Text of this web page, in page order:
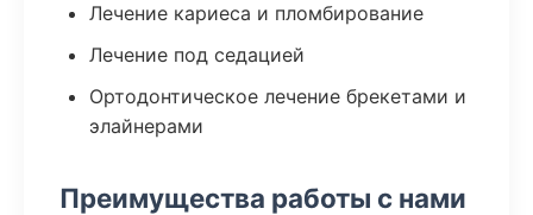
Лечение кариеса и пломбирование
Лечение под седацией
Ортодонтическое лечение брекетами и
элайнерами
Преимущества работы с нами